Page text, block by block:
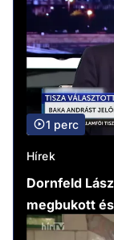
1 perc
Hírek
Dornfeld
megbukott